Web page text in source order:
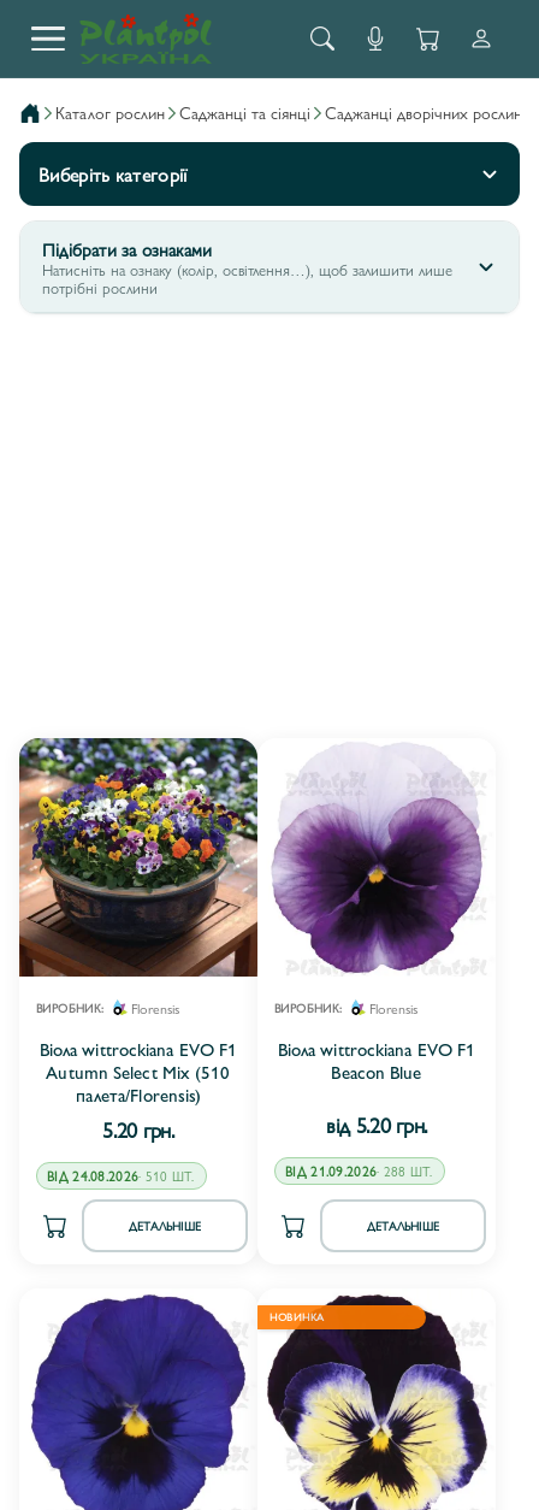
каталог рослин саджанці та сіянці саджанці дворічних рослин
Виберіть категорії
Підібрати за ознаками
Натисніть на ознаку (колір, освітлення…), щоб залишити лише
потрібні рослини
ВІОЛА WITTROCKIANA FRZZLE SIZZLE™ F1
ВІОЛА WITTROCKIANA MATRIX™ F1 32
ВІОЛА WITTROCKIANA PANOLA XP F1 13
ВІОЛА WITTROCKIANA ULTIMA F1
ВИРОБНИК: Florensis
Віола wittrockiana EVO F1
Autumn Select Mix (510
палета/Florensis)
5.20 грн.
ВІД 24.08.2026· 510 ШТ.
ДЕТАЛЬНІШЕ
ВИРОБНИК: Florensis
Віола wittrockiana EVO F1
Beacon Blue
від 5.20 грн.
ВІД 21.09.2026· 288 ШТ.
ДЕТАЛЬНІШЕ
НОВИНКА